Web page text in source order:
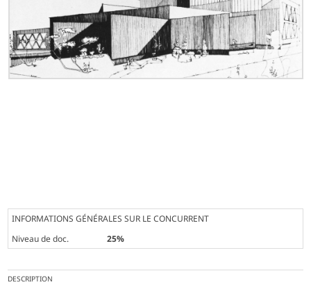
INFORMATIONS GÉNÉRALES SUR LE CONCURRENT
Niveau de doc.
25%
DESCRIPTION